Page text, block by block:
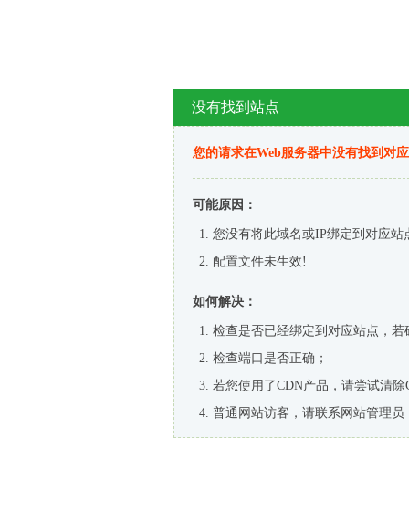
没有找到站点
您的请求在Web服务器中没有找到对
可能原因：
您没有将此域名或IP绑定到对应站
配置文件未生效!
如何解决：
检查是否已经绑定到对应站点，
检查端口是否正确；
若您使用了CDN产品，请尝试清除
普通网站访客，请联系网站管理员